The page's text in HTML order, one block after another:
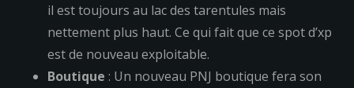
il est toujours au lac des tarentules mais
nettement plus haut. Ce qui fait que ce spot d’xp
est de nouveau exploitable.
Boutique : Un nouveau PNJ boutique fera son